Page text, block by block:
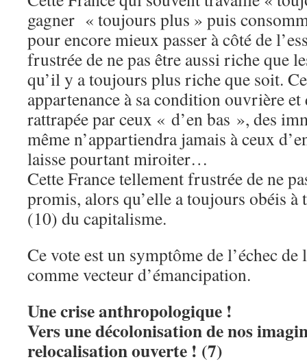
gagner « toujours plus » puis
pour encore mieux passer à côté de
frustrée de ne pas être aussi riche que
qu’il y a toujours plus riche que soit.
appartenance à sa condition ouvrière
rattrapée par ceux « d’en bas », des
même n’appartiendra jamais à ceux
laisse pourtant miroiter…
Cette France tellement frustrée de ne
promis, alors qu’elle a toujours obéis
(10) du capitalisme.
Ce vote est un symptôme de l’échec
comme vecteur d’émancipation.
Une crise anthropologique !
Vers une décolonisation de nos
relocalisation ouverte ! (7)